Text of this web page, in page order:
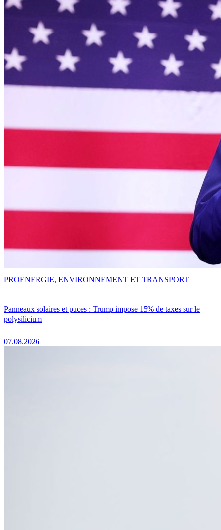
Panneaux solaires et puces : Trump impose 15% de taxes sur le
polysilicium
07.08.2026
PROENERGIE, ENVIRONNEMENT ET TRANSPORT